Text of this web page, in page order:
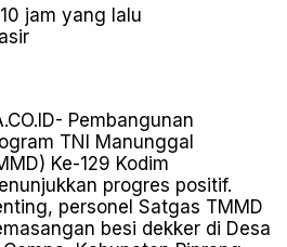
jam yang lalu
Pembangunan
TNI Manunggal
Ke-129 Kodim
progres positif.
personel Satgas TMMD
besi dekker di Desa